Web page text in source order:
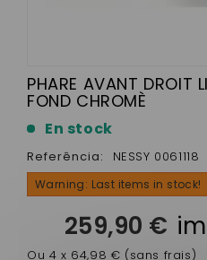
PHARE AVANT DROIT
FOND CHROMÈ
En stock
Referência: NESSY 0061118
Warning: Last items in stock!
259,90 €
Ou 4 x 64,98 € (sans frais)